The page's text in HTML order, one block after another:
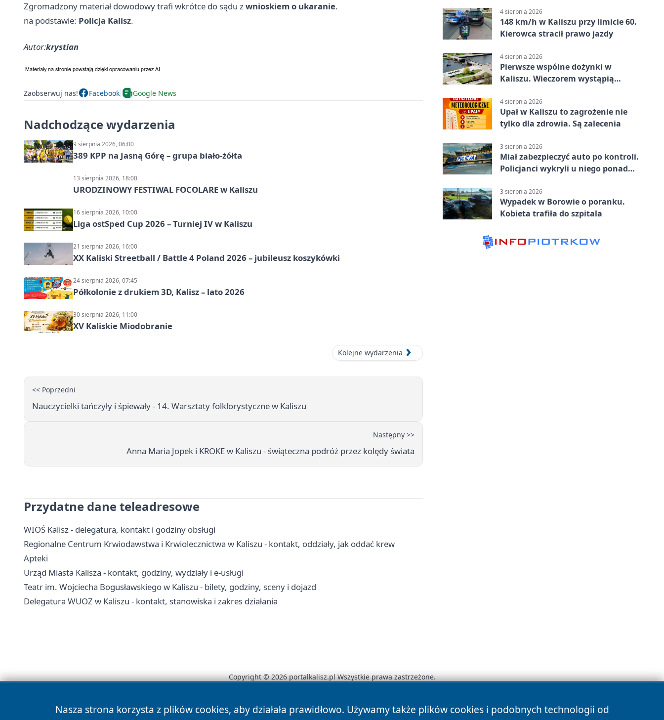
Zgromadzony materiał dowodowy trafi wkrótce do sądu zwnioskiem o ukaranie.
na podstawie: Policja Kalisz.
Autor:krystian
Zaobserwuj nas! Facebook Google News
Nadchodzące wydarzenia
9 sierpnia 2026, 06:00
389 KPP na Jasną Górę – grupa biało-żółta
13 sierpnia 2026, 18:00
URODZINOWY FESTIWAL FOCOLARE w Kaliszu
16 sierpnia 2026, 10:00
Liga ostSped Cup 2026 – Turniej IV w Kaliszu
21 sierpnia 2026, 16:00
XX Kaliski Streetball / Battle 4 Poland 2026 – jubileusz koszykówki
24 sierpnia 2026, 07:45
Półkolonie z drukiem 3D, Kalisz – lato 2026
30 sierpnia 2026, 11:00
XV Kaliskie Miodobranie
Kolejne wydarzenia
<< Poprzedni
Nauczycielki tańczyły i śpiewały - 14. Warsztaty folklorystyczne w Kaliszu
Następny >>
Anna Maria Jopek i KROKE w Kaliszu - świąteczna podróż przez kolędy świata
Przydatne dane teleadresowe
WIOŚ Kalisz - delegatura, kontakt i godziny obsługi
Regionalne Centrum Krwiodawstwa i Krwiolecznictwa w Kaliszu - kontakt, oddziały, jak oddać krew
Apteki
Urząd Miasta Kalisza - kontakt, godziny, wydziały i e-usługi
Teatr im. Wojciecha Bogusławskiego w Kaliszu - bilety, godziny, sceny i dojazd
Delegatura WUOZ w Kaliszu - kontakt, stanowiska i zakres działania
4 sierpnia 2026
148 km/h w Kaliszu przy limicie 60.
Kierowca stracił prawo jazdy
4 sierpnia 2026
Pierwsze wspólne dożynki w
Kaliszu. Wieczorem wystąpią
4 sierpnia 2026
Upał w Kaliszu to zagrożenie nie
tylko dla zdrowia. Są zalecenia
3 sierpnia 2026
Miał zabezpieczyć auto po kontroli.
Policjanci wykryli u niego ponad
3 sierpnia 2026
Wypadek w Borowie o poranku.
Kobieta trafiła do szpitala
Nasza strona korzysta z plików cookies, aby działała prawidłowo. Używamy także plików cookies i podobnych technologii od
Copyright © 2026 portalkalisz.pl Wszystkie prawa zastrzeżone.
News Autorzy Polityka Prywatności Polityka Cookies